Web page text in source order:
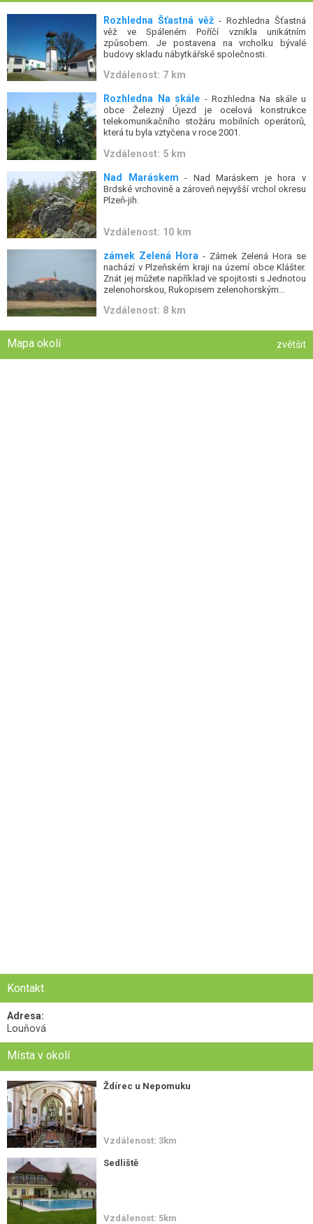
Rozhledna Šťastná věž - Rozhledna Šťastná
věž ve Spáleném Poříčí vznikla unikátním
způsobem. Je postavena na vrcholku bývalé
budovy skladu nábytkářské společnosti.
Vzdálenost: 7 km
Rozhledna Na skále - Rozhledna Na skále u
obce Železný Újezd je ocelová konstrukce
telekomunikačního stožáru mobilních operátorů,
která tu byla vztyčena v roce 2001.
Vzdálenost: 5 km
Nad Maráskem - Nad Maráskem je hora v
Brdské vrchovině a zároveň nejvyšší vrchol okresu
Plzeň-jih.
Vzdálenost: 10 km
zámek Zelená Hora - Zámek Zelená Hora se
nachází v Plzeňském kraji na území obce Klášter.
Znát jej můžete například ve spojitosti s Jednotou
zelenohorskou, Rukopisem zelenohorským...
Vzdálenost: 8 km
Mapa okolí zvětšit
Kontakt
Adresa:
Louňová
Místa v okolí
Ždírec u Nepomuku
Vzdálenost: 3km
Sedliště
Vzdálenost: 5km